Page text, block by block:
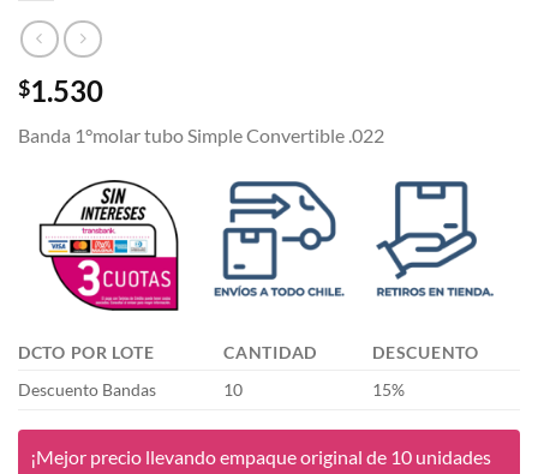
$1.530
Banda 1°molar tubo Simple Convertible .022
DCTO POR LOTE CANTIDAD
DESCUENTO
Descuento Bandas
10 15%
¡Mejor precio llevando empaque original de 10 unidades